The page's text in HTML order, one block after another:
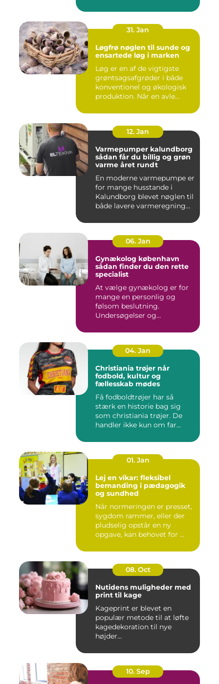
31. Jan
Løgfrø nøglen til sunde og
ensartede løg i marken
Løg er en af de vigtigste
grøntsagsafgrøder i både
konventionel og økologisk
produktion. Når en avle...
12. Jan
Varmepumper kalundborg
sådan får du billig og grøn
varme året rundt
En moderne varmepumpe er
for mange husstande i
Kalundborg blevet nøglen til
både lavere varmeregning...
06. Jan
Gynækolog københavn
sådan finder du den rette
specialist
At vælge gynækolog er for
mange en personlig og
følsom beslutning.
Undersøgelser og
04. Jan
Christiania trøjer når
fodbold, kultur og
fællesskab mødes
Få fodboldtrøjer har så
stærk en historie bag sig
som christiania trøjer. De
handler ikke kun om far...
01. Jan
Lej en vikar: fleksibel
bemanding i pædagogik
og sundhed
Når normeringen er presset,
sygdom rammer, eller der
pludselig opstår en ny
opgave, kan behovet for ...
08. Oct
Nutidens muligheder med
print til kage
Kageprint er blevet en
populær metode til at løfte
kagedekoration til nye
højder...
10. Sep